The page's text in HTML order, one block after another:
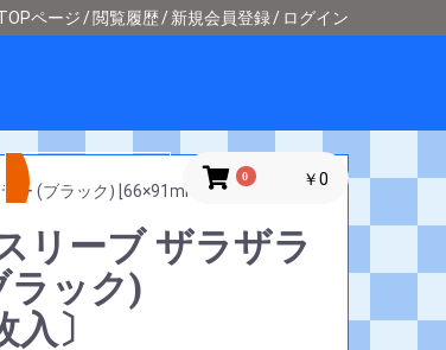
ページ 閲覧履歴 新規会員登録 ログイン
詳細検索 0 ￥0
ー (ブラック) [66×91mm]〔80枚入〕
リーブ ザラザラ
ラック)
〕